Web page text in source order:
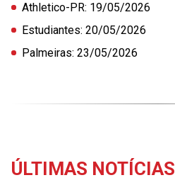
Athletico-PR: 19/05/2026
Estudiantes: 20/05/2026
Palmeiras: 23/05/2026
ÚLTIMAS NOTÍCIAS